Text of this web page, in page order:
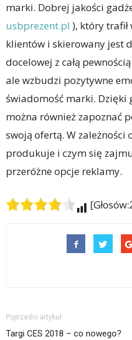
marki. Dobrej jakości
usbprezent.pl ), który
klientów i skierowany jest
docelowej z całą
ale wzbudzi pozytywne
świadomość marki.
można również zapoznać
swoją ofertą. W zależności
produkuje i czym się
przeróżne opcje reklamy.
Poprzedni artykuł
Targi CES 2018 – co nowego?